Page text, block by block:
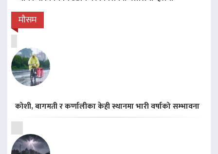
मौसम
कोशी, बागमती र कर्णालीका केही स्थानमा भारी वर्षाको सम्भावना